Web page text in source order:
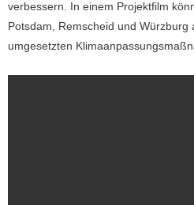
verbessern. In einem Projektfilm
Potsdam, Remscheid und Würzburg
umgesetzten